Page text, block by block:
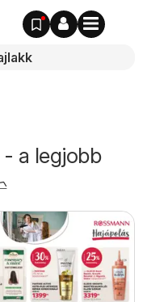
a legjobb